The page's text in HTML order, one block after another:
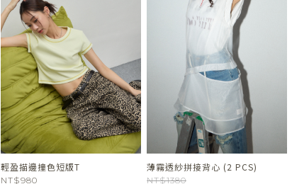
輕盈描邊撞色短版T
NT$980
薄霧透紗拼接背心 (2 PCS)
NT$1380